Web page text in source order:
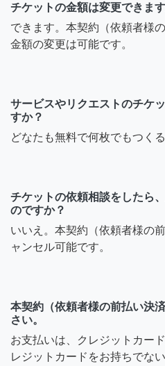
チケットの金額は変更できま
できます。本契約（依頼者様
金額の変更は可能です。
サービスやリクエストのチケ
すか？
どなたも無料で何枚でもつく
チケットの依頼相談をしたら
のですか？
いいえ。本契約（依頼者様の
ャンセル可能です。
本契約（依頼者様の前払い決
さい。
お支払いは、クレジットカー
レジットカードをお持ちでな